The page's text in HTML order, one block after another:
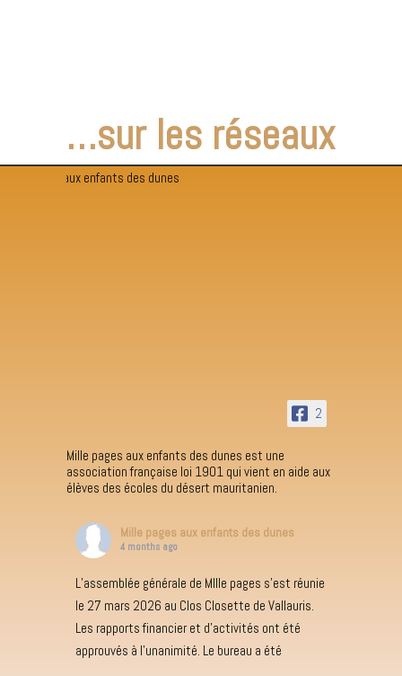
…sur les réseaux
2
Mille pages aux enfants des dunes est une
association française loi 1901 qui vient en aide aux
élèves des écoles du désert mauritanien.
Mille pages aux enfants des dunes
4 months ago
L’assemblée générale de MIlle pages s’est réunie
le 27 mars 2026 au Clos Closette de Vallauris.
Les rapports financier et d’activités ont été
approuvés à l’unanimité. Le bureau a été